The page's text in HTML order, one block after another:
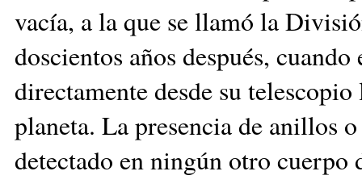
vacía, a la que se llamó la
doscientos años después,
directamente desde su
planeta. La presencia de anillos
detectado en ningún otro cuerpo